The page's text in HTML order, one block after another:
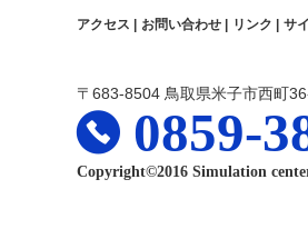
アクセス | お問い合わせ | リンク | サ
〒683-8504 鳥取県米子市西町
0859-
Copyright©2016 Simulation